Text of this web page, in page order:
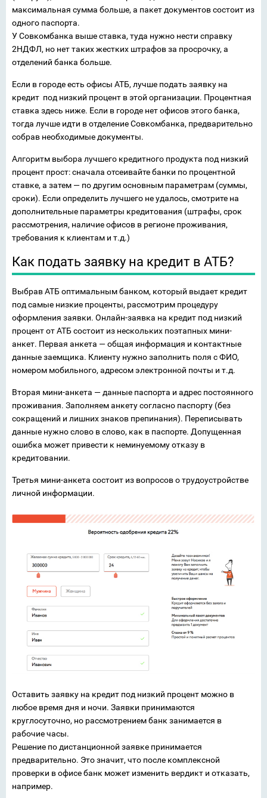
максимальная сумма больше, а пакет документов состоит из
одного паспорта.
У Совкомбанка выше ставка, туда нужно нести справку
2НДФЛ, но нет таких жестких штрафов за просрочку, а
отделений банка больше.
Если в городе есть офисы АТБ, лучше подать заявку на
кредит под низкий процент в этой организации. Процентная
ставка здесь ниже. Если в городе нет офисов этого банка,
тогда лучше идти в отделение Совкомбанка, предварительно
собрав необходимые документы.
Алгоритм выбора лучшего кредитного продукта под низкий
процент прост: сначала отсеивайте банки по процентной
ставке, а затем — по другим основным параметрам (суммы,
сроки). Если определить лучшего не удалось, смотрите на
дополнительные параметры кредитования (штрафы, срок
рассмотрения, наличие офисов в регионе проживания,
требования к клиентам и т.д.)
Как подать заявку на кредит в АТБ?
Выбрав АТБ оптимальным банком, который выдает кредит
под самые низкие проценты, рассмотрим процедуру
оформления заявки. Онлайн-заявка на кредит под низкий
процент от АТБ состоит из нескольких поэтапных мини-
анкет. Первая анкета — общая информация и контактные
данные заемщика. Клиенту нужно заполнить поля с ФИО,
номером мобильного, адресом электронной почты и т.д.
Вторая мини-анкета — данные паспорта и адрес постоянного
проживания. Заполняем анкету согласно паспорту (без
сокращений и лишних знаков препинания). Переписывать
данные нужно слово в слово, как в паспорте. Допущенная
ошибка может привести к неминуемому отказу в
кредитовании.
Третья мини-анкета состоит из вопросов о трудоустройстве
личной информации.
Оставить заявку на кредит под низкий процент можно в
любое время дня и ночи. Заявки принимаются
круглосуточно, но рассмотрением банк занимается в
рабочие часы.
Решение по дистанционной заявке принимается
предварительно. Это значит, что после комплексной
проверки в офисе банк может изменить вердикт и отказать,
например.